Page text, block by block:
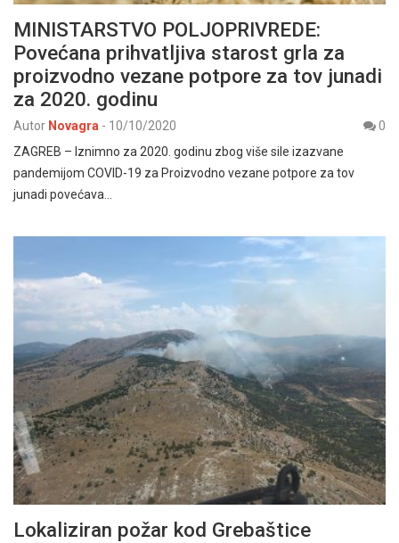
MINISTARSTVO POLJOPRIVREDE:
Povećana prihvatljiva starost grla za
proizvodno vezane potpore za tov junadi
za 2020. godinu
Autor Novagra - 10/10/2020
0
ZAGREB – Iznimno za 2020. godinu zbog više sile izazvane
pandemijom COVID-19 za Proizvodno vezane potpore za tov
junadi povećava…
Lokaliziran požar kod Grebaštice